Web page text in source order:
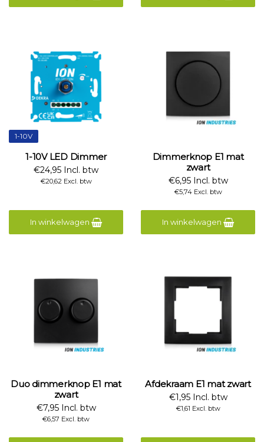
1-10V
1-10V LED Dimmer
€24,95 Incl. btw
€20,62 Excl. btw
In winkelwagen
Dimmerknop E1 mat
zwart
€6,95 Incl. btw
€5,74 Excl. btw
In winkelwagen
Duo dimmerknop E1 mat
zwart
€7,95 Incl. btw
€6,57 Excl. btw
Afdekraam E1 mat zwart
€1,95 Incl. btw
€1,61 Excl. btw